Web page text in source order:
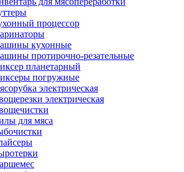
процессор
кухонные
протирочно-резательные
планетарный
погружные
электрическая
электрическая
для мяса